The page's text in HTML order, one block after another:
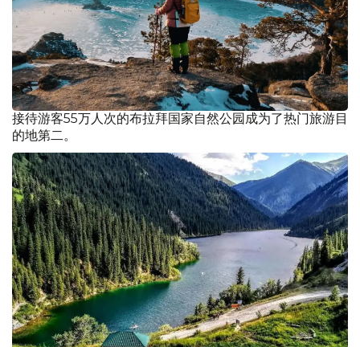
接待游客55万人次的布拉拜国家自然公园成为了热门旅游目
的地第二。